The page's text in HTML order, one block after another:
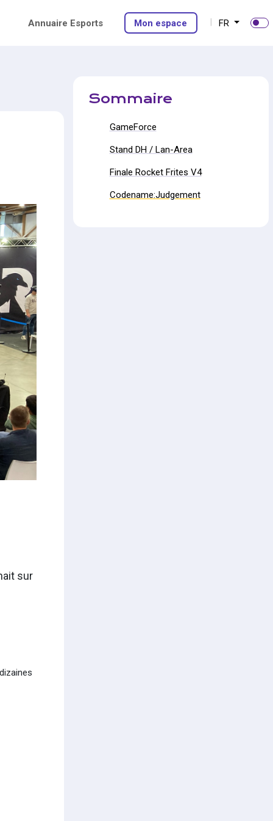
Annuaire Esports Mon espace FR
sur
Sommaire
GameForce
Stand DH / Lan-Area
Finale Rocket Frites V4
Codename:Judgement